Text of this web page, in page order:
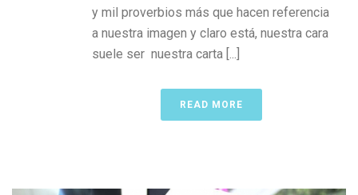
y mil proverbios más que hacen referencia
a nuestra imagen y claro está, nuestra cara
suele ser nuestra carta [...]
READ MORE